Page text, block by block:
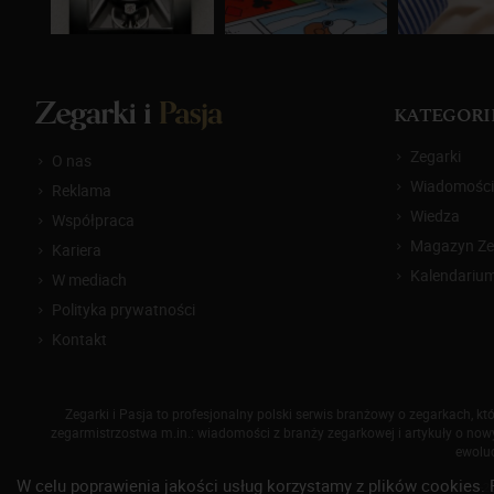
O nas
Reklama
Współpraca
Kariera
W mediach
Polityka prywatności
Kontakt
Zegarki
Wiadomości
Wiedza
Magazyn
Zegarki i Pasja to profesjonalny polski serwis branżowy o zegarkach,
zegarmistrzostwa m.in.: wiadomości z branży zegarkowej i artykuły o
© 2014-
W celu poprawienia jakości usług korzystamy z plików